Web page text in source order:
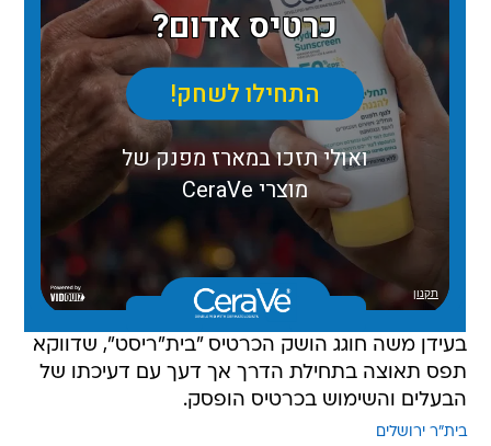
בעידן משה חוגג הושק הכרטיס "בית"ריסט", שדווקא
תפס תאוצה בתחילת הדרך אך דעך עם דעיכתו של
הבעלים והשימוש בכרטיס הופסק.
בית"ר ירושלים